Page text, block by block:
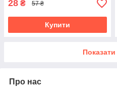
28 ₴ 57 ₴
Купити
Про нас